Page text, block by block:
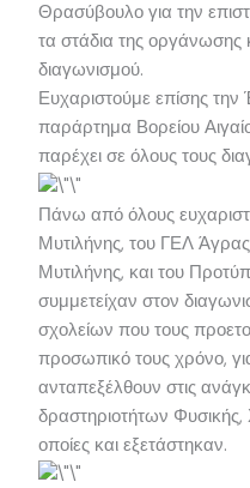
Θρασύβουλο για την
τα στάδια της οργάνωσης
διαγωνισμού.
Ευχαριστούμε επίσης
παράρτημα Βορείου
παρέχει σε όλους τους
Πάνω από όλους
Μυτιλήνης, του ΓΕΛ
Μυτιλήνης, και του
συμμετείχαν στον
σχολείων που τους
προσωπικό τους χρόνο,
ανταπεξέλθουν στις
δραστηριοτήτων Φυσικής,
οποίες και εξετάστηκαν.